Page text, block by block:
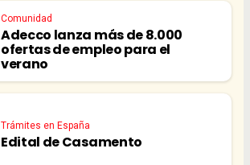
Comunidad
Adecco lanza más de 8.000
ofertas de empleo para el
verano
Trámites en España
Edital de Casamento